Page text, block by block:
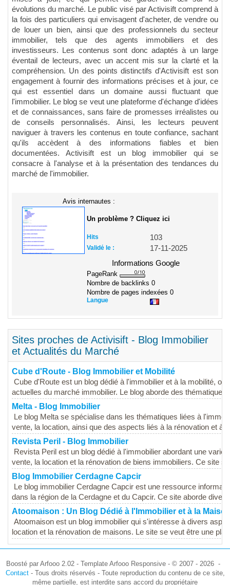
évolutions du marché. Le public visé par Activisift comprend à
la fois des particuliers qui envisagent d'acheter, de vendre ou
de louer un bien, ainsi que des professionnels du secteur
immobilier, tels que des agents immobiliers et des
investisseurs. Les contenus sont donc adaptés à un large
éventail de lecteurs, avec un accent mis sur la clarté et la
compréhension. Un des points distinctifs d'Activisift est son
engagement à fournir des informations précises et à jour, ce
qui est essentiel dans un domaine aussi fluctuant que
l'immobilier. Le blog se veut une plateforme d'échange d'idées
et de connaissances, sans faire de promesses irréalistes ou
de conseils personnalisés. Ainsi, les lecteurs peuvent
naviguer à travers les contenus en toute confiance, sachant
qu'ils accèdent à des informations fiables et bien
documentées. Activisift est un blog immobilier qui se
consacre à l'analyse et à la présentation des tendances du
marché de l'immobilier.
Avis internautes :
Un problème ? Cliquez ici
Hits 103
Validé le :
17-11-2025
Informations Google
PageRank
Nombre de backlinks 0
Nombre de pages indexées 0
Langue
Sites proches de Activisift - Blog Immobilier
et Actualités du Marché
Cube d'Route - Blog Immobilier et Mobilité
Cube d'Route est un blog dédié à l'immobilier et à la mobilité,
actuelles du marché immobilier. Le blog aborde des thématiques
Melta - Blog Immobilier
Le blog Melta se spécialise dans les thématiques liées à
vente, la location, ainsi que des aspects liés à la rénovation et à...
Revista Peril - Blog Immobilier
Revista Peril est un blog dédié à l'immobilier abordant une
vente, la location et la rénovation de biens immobiliers. Ce site
Blog Immobilier Cerdagne Capcir
Le blog immobilier Cerdagne Capcir est une ressource
dans la région de la Cerdagne et du Capcir. Ce site aborde
Atoomaison : Un Blog Dédié à l'Immobilier et à la
Atoomaison est un blog immobilier qui s'intéresse à divers
location et la rénovation de maisons. Le site se veut être une
Boosté par Arfooo 2.02 - Template Arfooo Responsive - © 2007 - 2026 -
Contact- Tous droits réservés - Toute reproduction du contenu de ce site,
même partielle, est interdite sans accord du propriétaire